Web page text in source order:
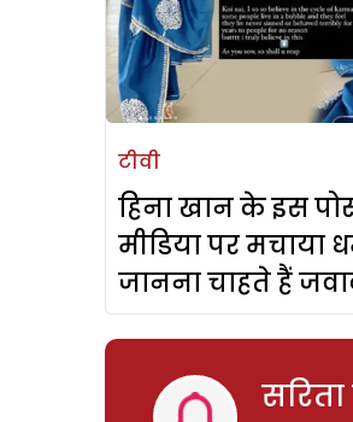
टीवी
हिना खान के इस
मीडिया पर मचाया
जानना चाहते हैं